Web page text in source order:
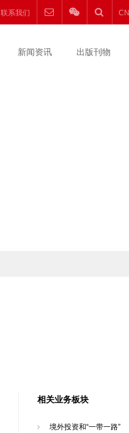
联系我们 CN
新闻资讯 出版刊物
相关业务板块
境外投资和“一带一路”